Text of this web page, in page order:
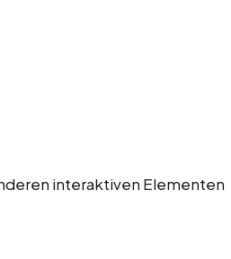
interaktiven Elementen